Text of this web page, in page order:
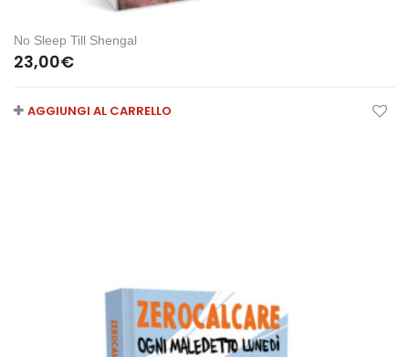
No Sleep Till Shengal
23,00€
AGGIUNGI AL CARRELLO